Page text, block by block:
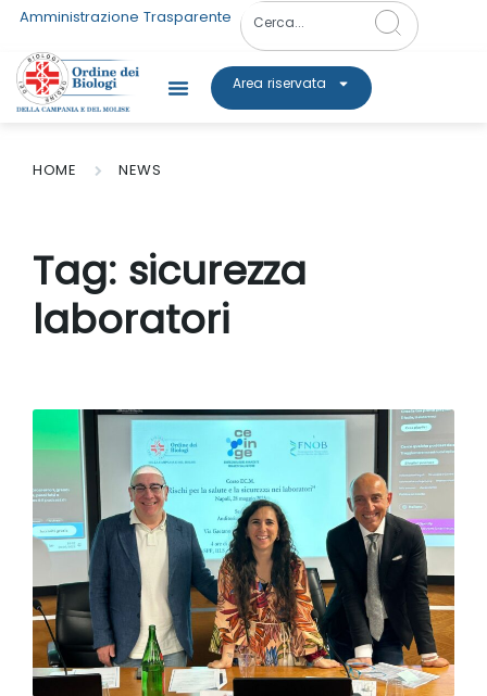
Amministrazione Trasparente
Area riservata
HOME NEWS
Tag: sicurezza
laboratori